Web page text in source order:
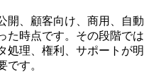
開、顧客向け、商用、自
た時点です。その段階では
処理、権利、サポートが
です。